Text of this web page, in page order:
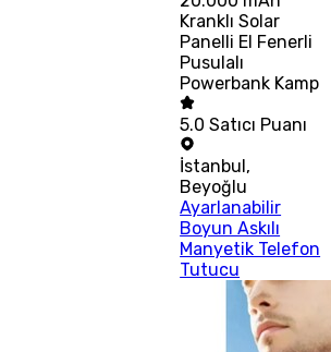
Kranklı Solar
Panelli El Fenerli
Pusulalı
Powerbank Kamp
5.0 Satıcı Puanı
İstanbul,
Beyoğlu
Ayarlanabilir
Boyun Askılı
Manyetik Telefon
Tutucu